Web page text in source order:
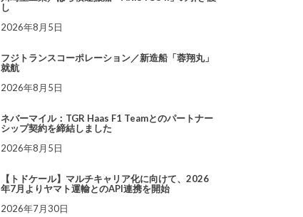
し
2026年8月5日
フジトランスコーポレーション／新造船「蓉翔丸」
就航
2026年8月5日
ネバーマイル：TGR Haas F1 Teamとのパートナー
シップ契約を締結しました
2026年8月5日
【トドケール】マルチキャリア化に向けて、2026
年7月よりヤマト運輸とのAPI連携を開始
2026年7月30日